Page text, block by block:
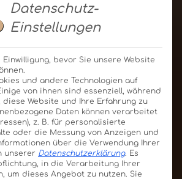
Datenschutz-
Einstellungen
bevor Sie unsere Website
und andere Technologien auf
von ihnen sind essenziell, während
diese Website und Ihre Erfahrung zu
Daten können verarbeitet
z. B. für personalisierte
oder die Messung von Anzeigen und
über die Verwendung Ihrer
unserer Datenschutzerklärung. Es
in die Verarbeitung Ihrer
um dieses Angebot zu nutzen. Sie